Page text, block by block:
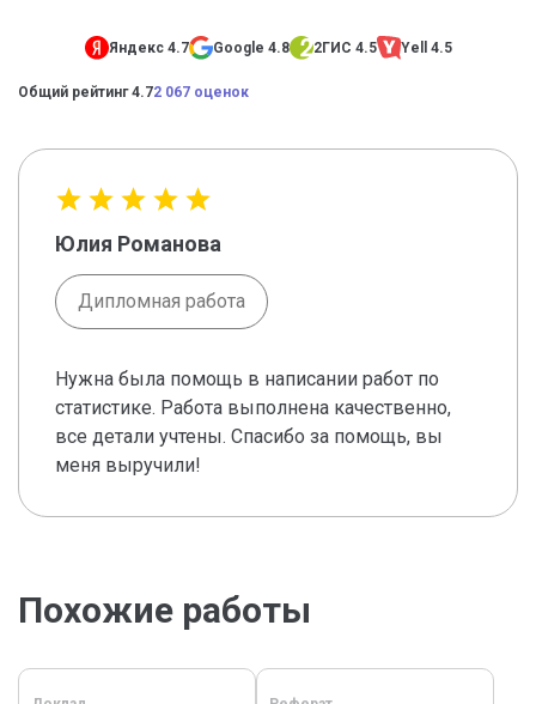
Яндекс 4.7 Google 4.8 2ГИС 4.5 Yell 4.5
Общий рейтинг 4.72 067 оценок
Юлия Романова
Дипломная работа
Нужна была помощь в написании работ по
статистике. Работа выполнена качественно,
все детали учтены. Спасибо за помощь, вы
меня выручили!
Похожие работы